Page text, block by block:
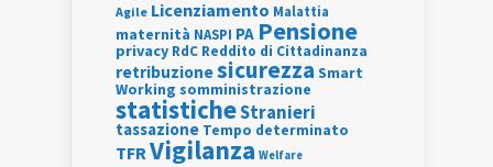
Agile Licenziamento Malattia
maternità NASPI PA Pensione
privacy RdC Reddito di Cittadinanza
retribuzionesicurezza Smart
Working somministrazione
statisticheStranieri
tassazione Tempo determinato
TFRVigilanza Welfare